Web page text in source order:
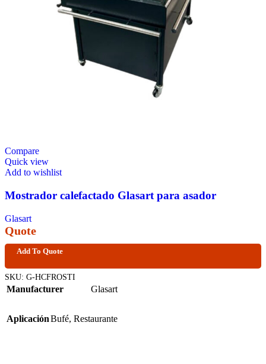
Compare
Quick view
Add to wishlist
Mostrador calefactado Glasart para asador
Glasart
Quote
Add To Quote
SKU: G-HCFROSTI
Manufacturer Glasart
AplicaciónBufé, Restaurante